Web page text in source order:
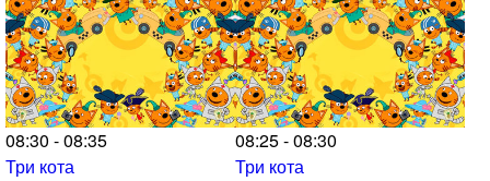
08:30 - 08:35
Три кота
08:25 - 08:30
Три кота